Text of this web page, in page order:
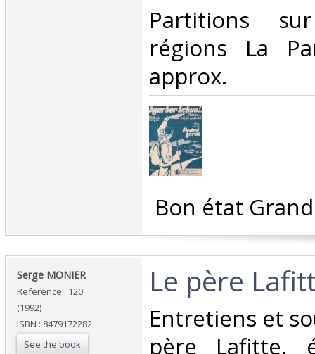
‎Partitions
régions La
approx.‎
Bon état
‎Serge MONIER‎
Reference : 120
(1992)
ISBN : 8479172282
See the book
‎Le père
‎Entretiens et
père Lafitte,